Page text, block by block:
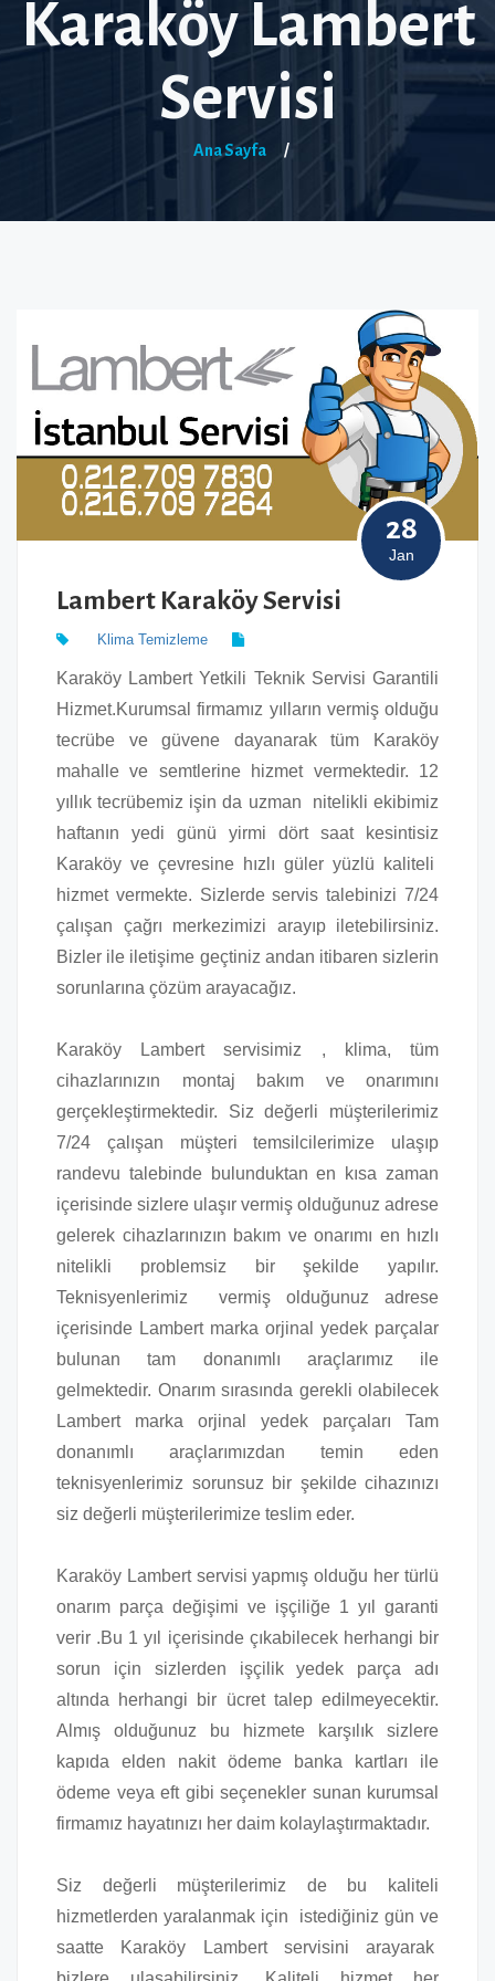
Karaköy Lambert
Servisi
Ana Sayfa /
28
Jan
Lambert Karaköy Servisi
Klima Temizleme
Karaköy Lambert Yetkili Teknik Servisi Garantili
Hizmet.Kurumsal firmamız yılların vermiş olduğu
tecrübe ve güvene dayanarak tüm Karaköy
mahalle ve semtlerine hizmet vermektedir. 12
yıllık tecrübemiz işin da uzman nitelikli ekibimiz
haftanın yedi günü yirmi dört saat kesintisiz
Karaköy ve çevresine hızlı güler yüzlü kaliteli
hizmet vermekte. Sizlerde servis talebinizi 7/24
çalışan çağrı merkezimizi arayıp iletebilirsiniz.
Bizler ile iletişime geçtiniz andan itibaren sizlerin
sorunlarına çözüm arayacağız.
Karaköy Lambert servisimiz , klima, tüm
cihazlarınızın montaj bakım ve onarımını
gerçekleştirmektedir. Siz değerli müşterilerimiz
7/24 çalışan müşteri temsilcilerimize ulaşıp
randevu talebinde bulunduktan en kısa zaman
içerisinde sizlere ulaşır vermiş olduğunuz adrese
gelerek cihazlarınızın bakım ve onarımı en hızlı
nitelikli problemsiz bir şekilde yapılır.
Teknisyenlerimiz vermiş olduğunuz adrese
içerisinde Lambert marka orjinal yedek parçalar
bulunan tam donanımlı araçlarımız ile
gelmektedir. Onarım sırasında gerekli olabilecek
Lambert marka orjinal yedek parçaları Tam
donanımlı araçlarımızdan temin eden
teknisyenlerimiz sorunsuz bir şekilde cihazınızı
siz değerli müşterilerimize teslim eder.
Karaköy Lambert servisi yapmış olduğu her türlü
onarım parça değişimi ve işçiliğe 1 yıl garanti
verir .Bu 1 yıl içerisinde çıkabilecek herhangi bir
sorun için sizlerden işçilik yedek parça adı
altında herhangi bir ücret talep edilmeyecektir.
Almış olduğunuz bu hizmete karşılık sizlere
kapıda elden nakit ödeme banka kartları ile
ödeme veya eft gibi seçenekler sunan kurumsal
firmamız hayatınızı her daim kolaylaştırmaktadır.
Siz değerli müşterilerimiz de bu kaliteli
hizmetlerden yaralanmak için istediğiniz gün ve
saatte Karaköy Lambert servisini arayarak